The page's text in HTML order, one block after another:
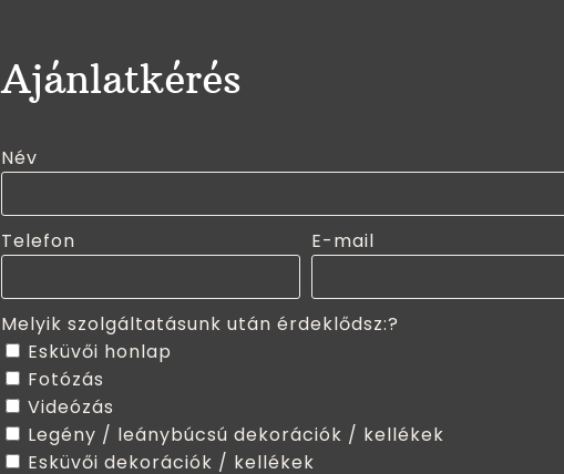
Ajánlatkérés
Név
Telefon E-mail
Melyik szolgáltatásunk után érdeklődsz:?
Esküvői honlap
Fotózás
Videózás
Legény / leánybúcsú dekorációk / kellékek
Esküvői dekorációk / kellékek